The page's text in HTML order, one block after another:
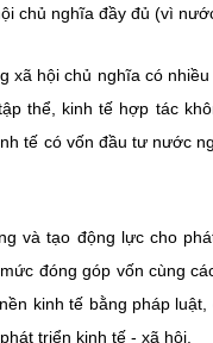
chủ nghĩa đầy đủ (vì
xã hội chủ nghĩa có
thể, kinh tế hợp tác
tế có vốn đầu tư nước
và tạo động lực cho
đóng góp vốn cùng
kinh tế bằng pháp
triển kinh tế - xã hội.